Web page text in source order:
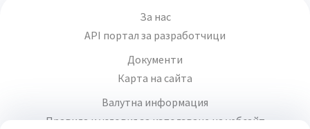
За нас
API портал за разработчици
Документи
Карта на сайта
Валутна информация
Правила и условия за използване на уебсайт